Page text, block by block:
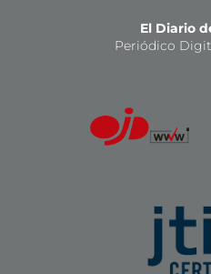
El Diario
Periódico